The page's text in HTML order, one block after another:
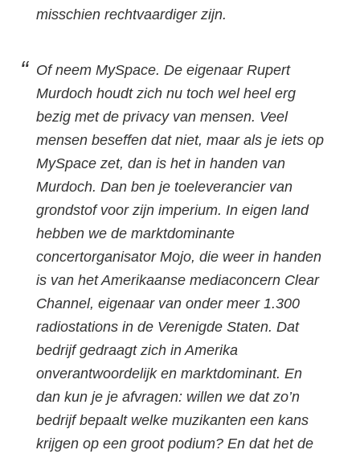
misschien rechtvaardiger zijn.
Of neem MySpace. De eigenaar Rupert
Murdoch houdt zich nu toch wel heel erg
bezig met de privacy van mensen. Veel
mensen beseffen dat niet, maar als je iets op
MySpace zet, dan is het in handen van
Murdoch. Dan ben je toeleverancier van
grondstof voor zijn imperium. In eigen land
hebben we de marktdominante
concertorganisator Mojo, die weer in handen
is van het Amerikaanse mediaconcern Clear
Channel, eigenaar van onder meer 1.300
radiostations in de Verenigde Staten. Dat
bedrijf gedraagt zich in Amerika
onverantwoordelijk en marktdominant. En
dan kun je je afvragen: willen we dat zo’n
bedrijf bepaalt welke muzikanten een kans
krijgen op een groot podium? En dat het de